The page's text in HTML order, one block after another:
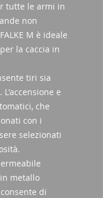
tutte le armi in
non
M è ideale
la caccia in
tiri sia
e
che
con i
selezionati
metallo
di